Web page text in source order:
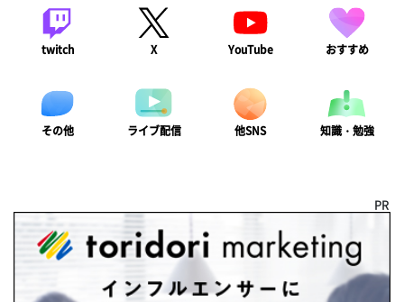
twitch X YouTube おすすめ
その他 ライブ配信 他SNS 知識・勉強
PR